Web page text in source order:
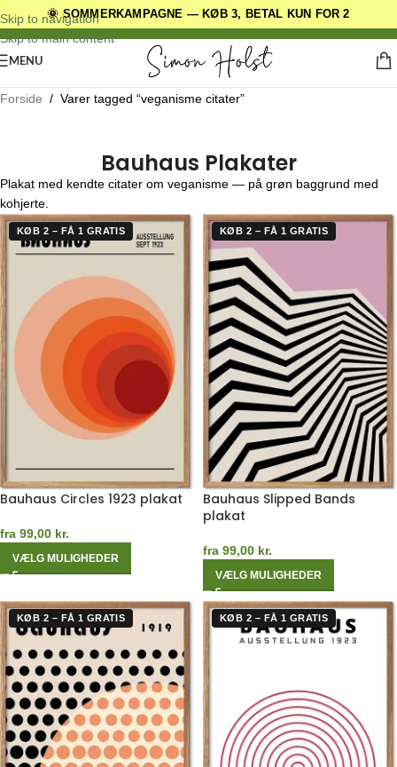
🌞 SOMMERKAMPAGNE — KØB 3, BETAL KUN FOR 2
Skip to navigation
Skip to main content
DANSKE ORIGINALE DESIGNS
MENU
Forside / Varer tagged “veganisme citater”
Bauhaus Plakater
Plakat med kendte citater om veganisme — på grøn baggrund med
kohjerte.
KØB 2 – FÅ 1 GRATIS
Bauhaus Circles 1923 plakat
fra 99,00 kr.
VÆLG MULIGHEDER
KØB 2 – FÅ 1 GRATIS
Bauhaus Slipped Bands
plakat
fra 99,00 kr.
VÆLG MULIGHEDER
KØB 2 – FÅ 1 GRATIS KØB 2 – FÅ 1 GRATIS